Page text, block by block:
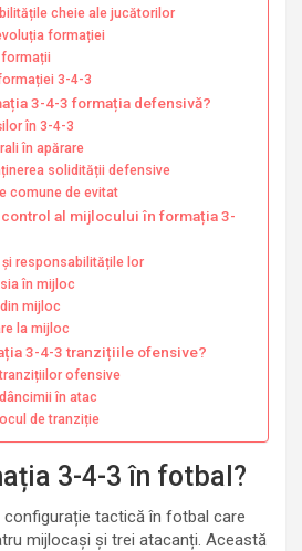
cheie ale jucătorilor
formației
formații
3-4-3
3-4-3 formația defensivă?
în 3-4-3
în apărare
solidității defensive
comune de evitat
al mijlocului în formația 3-
responsabilitățile lor
în mijloc
mijloc
la mijloc
3-4-3 tranzițiile ofensive?
ofensive
în atac
de tranziție
3-4-3 în fotbal?
tactică în fotbal care
mijlocași și trei atacanți. Această